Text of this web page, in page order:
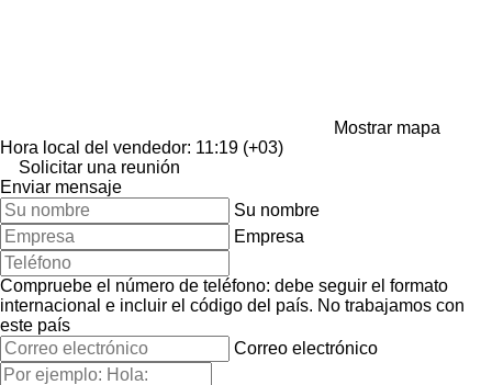
Mostrar mapa
Hora local del vendedor: 11:19 (+03)
Solicitar una reunión
Enviar mensaje
Su nombre
Empresa
Compruebe el número de teléfono: debe seguir el formato
internacional e incluir el código del país. No trabajamos con
este país
Correo electrónico